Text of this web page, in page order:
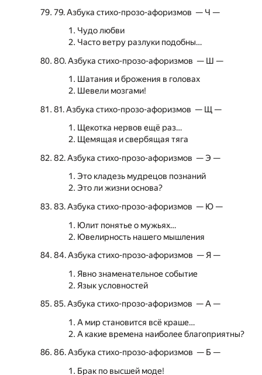
79. Азбука стихо-прозо-афоризмов — Ч —
Чудо любви
Часто ветру разлуки подобны…
80. Азбука стихо-прозо-афоризмов — Ш —
Шатания и брожения в головах
Шевели мозгами!
81. Азбука стихо-прозо-афоризмов — Щ —
Щекотка нервов ещё раз…
Щемящая и свербящая тяга
82. Азбука стихо-прозо-афоризмов — Э —
Это кладезь мудрецов познаний
Это ли жизни основа?
83. Азбука стихо-прозо-афоризмов — Ю —
Юлит понятье о мужьях…
Ювелирность нашего мышления
84. Азбука стихо-прозо-афоризмов — Я —
Явно знаменательное событие
Язык условностей
85. Азбука стихо-прозо-афоризмов — А —
А мир становится всё краше…
А какие времена наиболее благоприятны?
86. Азбука стихо-прозо-афоризмов — Б —
Брак по высшей моде!